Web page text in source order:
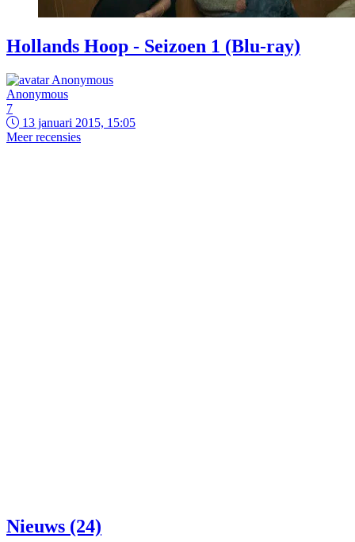
Hollands Hoop - Seizoen 1 (Blu-ray)
Anonymous
7
13 januari 2015, 15:05
Meer recensies
Nieuws (24)